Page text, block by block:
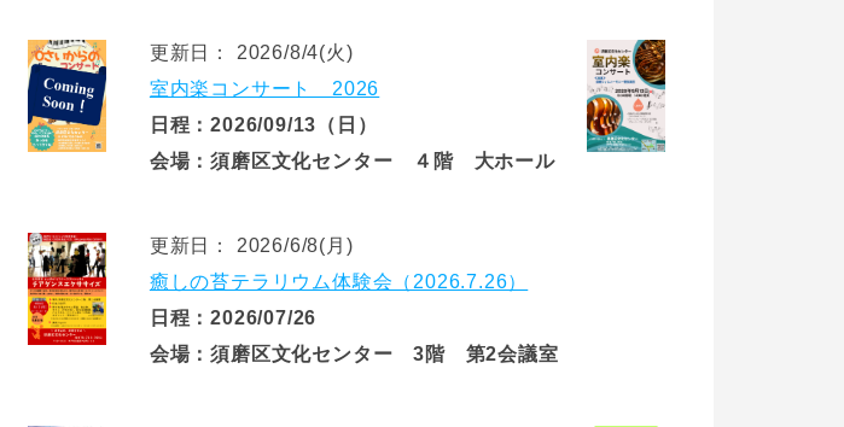
更新日： 2026/8/4(火)
室内楽コンサート 2026
日程：2026/09/13（日）
会場：須磨区文化センター ４階 大ホール
更新日： 2026/6/8(月)
癒しの苔テラリウム体験会（2026.7.26）
日程：2026/07/26
会場：須磨区文化センター 3階 第2会議室